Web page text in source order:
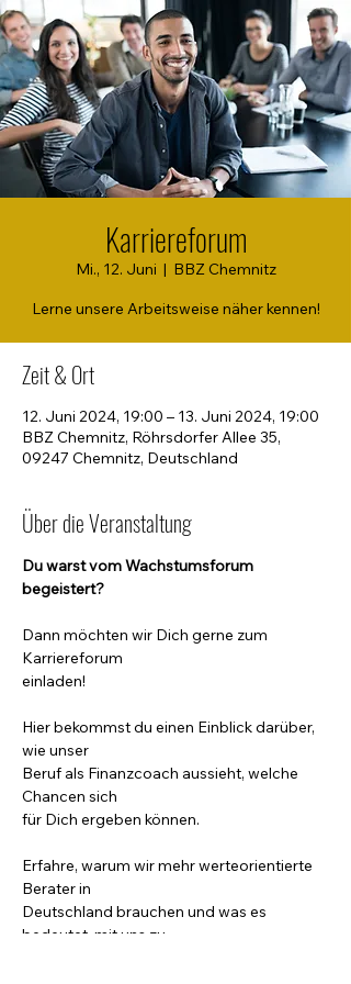
Karriereforum
Mi., 12. Juni
  |
BBZ Chemnitz
Lerne unsere Arbeitsweise näher kennen!
Zeit & Ort
12. Juni 2024, 19:00 – 13. Juni 2024, 19:00
BBZ Chemnitz, Röhrsdorfer Allee 35,
09247 Chemnitz, Deutschland
Über die Veranstaltung
Du warst vom Wachstumsforum
begeistert?
Dann möchten wir Dich gerne zum
Karriereforum
einladen!
Hier bekommst du einen Einblick darüber,
wie unser
Beruf als Finanzcoach aussieht, welche
Chancen sich
für Dich ergeben können.
Erfahre, warum wir mehr werteorientierte
Berater in
Deutschland brauchen und was es
bedeutet, mit uns zu